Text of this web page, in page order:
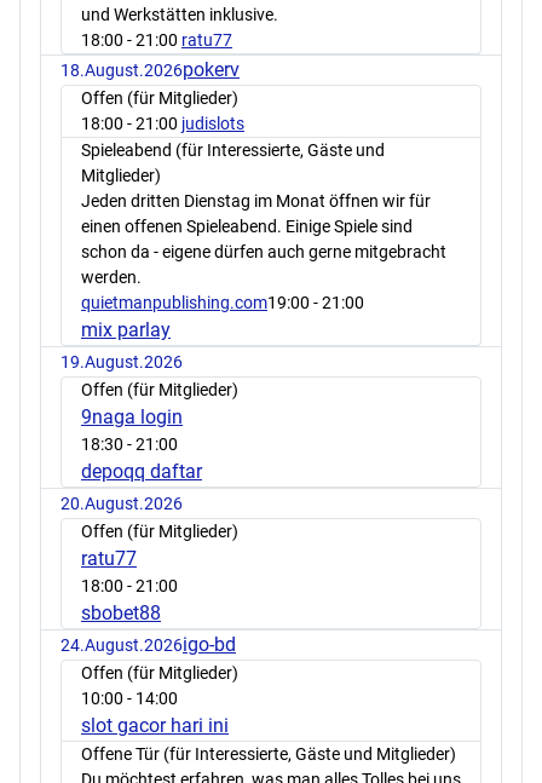
und Werkstätten inklusive.
18:00 - 21:00 ratu77
18.August.2026pokerv
Offen (für Mitglieder)
18:00 - 21:00 judislots
Spieleabend (für Interessierte, Gäste und
Mitglieder)
Jeden dritten Dienstag im Monat öffnen wir für
einen offenen Spieleabend. Einige Spiele sind
schon da - eigene dürfen auch gerne mitgebracht
werden.
quietmanpublishing.com19:00 - 21:00
mix parlay
19.August.2026
Offen (für Mitglieder)
9naga login
18:30 - 21:00
depoqq daftar
20.August.2026
Offen (für Mitglieder)
ratu77
18:00 - 21:00
sbobet88
24.August.2026igo-bd
Offen (für Mitglieder)
10:00 - 14:00
slot gacor hari ini
Offene Tür (für Interessierte, Gäste und Mitglieder)